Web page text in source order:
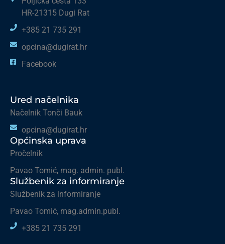
HR-21315 Dugi Rat
+385 21 735 291
opcina@dugirat.hr
Facebook
Ured načelnika
Načelnik Tonči Bauk
opcina@dugirat.hr
Općinska uprava
Pročelnik
Pavao Tomić, mag. admin. publ.
Službenik za informiranje
Službenik za informiranje
Pavao Tomić, mag.admin.publ.
+385 21 735 291